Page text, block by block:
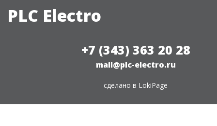
PLC Electro
+7 (343) 363 20 28
mail@plc-electro.ru
сделано в LokiPage